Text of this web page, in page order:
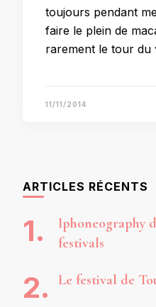
toujours pendant
faire le plein de
rarement le tour du
11/11/2014
ARTICLES RÉCENTS
Iphoneography
festivals
Le festival de